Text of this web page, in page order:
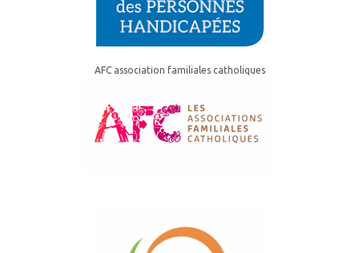
AFC association familiales catholiques